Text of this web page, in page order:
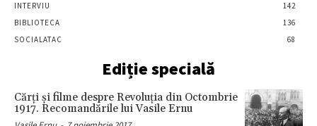
INTERVIU
142
BIBLIOTECA
136
SOCIALATAC
68
Ediție specială
Cărţi şi filme despre Revoluţia din Octombrie
1917. Recomandările lui Vasile Ernu